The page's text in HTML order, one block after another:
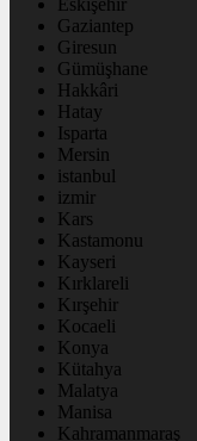
Eskişehir
Gaziantep
Giresun
Gümüşhane
Hakkâri
Hatay
Isparta
Mersin
istanbul
izmir
Kars
Kastamonu
Kayseri
Kırklareli
Kırşehir
Kocaeli
Konya
Kütahya
Malatya
Manisa
Kahramanmaraş